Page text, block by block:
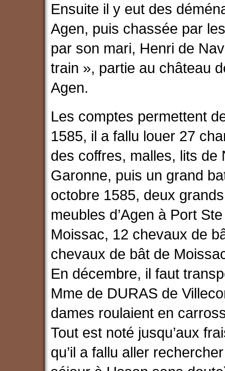
Ensuite il y eut des
Agen, puis chassée par
par son mari, Henri de
train », partie au château
Agen.
Les comptes permettent
1585, il a fallu louer 27
des coffres, malles, lits de
Garonne, puis un grand
octobre 1585, deux
meubles d’Agen à Port
Moissac, 12 chevaux de
chevaux de bât de
En décembre, il faut
Mme de DURAS de
dames roulaient en
Tout est noté jusqu’aux
qu’il a fallu aller